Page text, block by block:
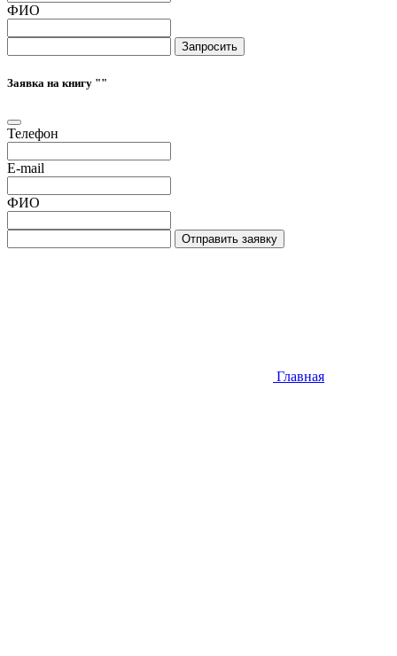
ФИО
Запросить
Заявка на книгу ""
Телефон
E-mail
ФИО
Отправить заявку
Главная